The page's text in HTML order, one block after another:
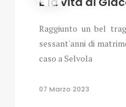
Raggiunto un bel
sessant'anni di
caso a Selvola
07 Marzo 2023